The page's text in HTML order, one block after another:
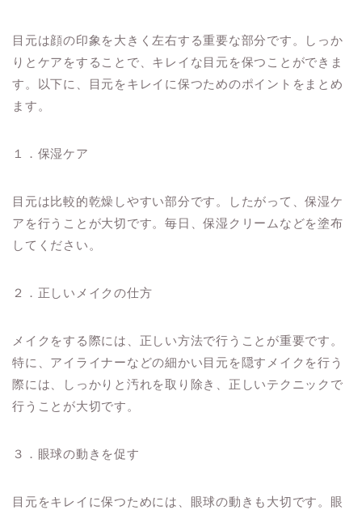
目元は顔の印象を大きく左右する重要な部分です。しっか
りとケアをすることで、キレイな目元を保つことができま
す。以下に、目元をキレイに保つためのポイントをまとめ
ます。
１．保湿ケア
目元は比較的乾燥しやすい部分です。したがって、保湿ケ
アを行うことが大切です。毎日、保湿クリームなどを塗布
してください。
２．正しいメイクの仕方
メイクをする際には、正しい方法で行うことが重要です。
特に、アイライナーなどの細かい目元を隠すメイクを行う
際には、しっかりと汚れを取り除き、正しいテクニックで
行うことが大切です。
３．眼球の動きを促す
目元をキレイに保つためには、眼球の動きも大切です。眼